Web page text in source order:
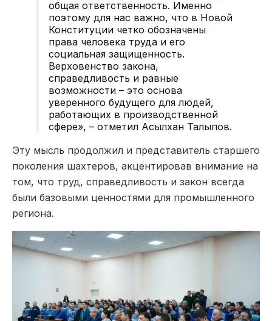
общая ответственность. Именно
поэтому для нас важно, что в Новой
Конституции четко обозначены
права человека труда и его
социальная защищенность.
Верховенство закона,
справедливость и равные
возможности – это основа
уверенного будущего для людей,
работающих в производственной
сфере», – отметил Асылхан Талыпов.
Эту мысль продолжил и представитель старшего
поколения шахтеров, акцентировав внимание на
том, что труд, справедливость и закон всегда
были базовыми ценностями для промышленного
региона.